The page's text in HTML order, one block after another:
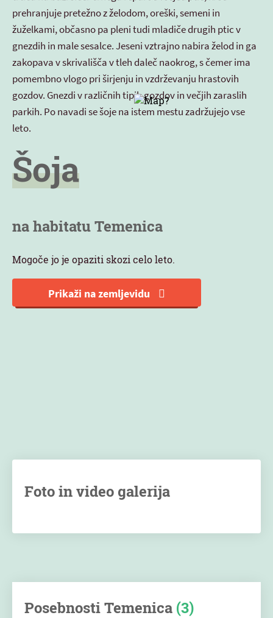
prehranjuje pretežno z želodom, oreški, semeni in
žuželkami, občasno pa pleni tudi mladiče drugih ptic v
gnezdih in male sesalce. Jeseni vztrajno nabira želod in ga
zakopava v skrivališča v tleh daleč naokrog, s čemer ima
pomembno vlogo pri širjenju in vzdrževanju hrastovih
gozdov. Gnezdi v različnih tipih gozdov in večjih zaraslih
parkih. Po navadi se šoje na istem mestu zadržujejo vse
leto.
Šoja
na habitatu Temenica
Mogoče jo je opaziti skozi celo leto.
Prikaži na zemljevidu
Foto in video galerija
Posebnosti Temenica (3)